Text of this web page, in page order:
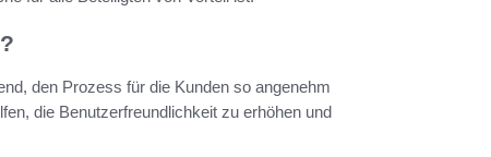
den Prozess für die Kunden so angenehm
die Benutzerfreundlichkeit zu erhöhen und